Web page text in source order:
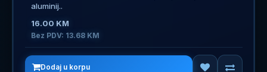
aluminij..
16.00 KM
Bez PDV: 13.68 KM
Dodaj u korpu